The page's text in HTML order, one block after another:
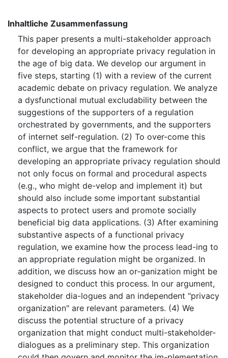
Inhaltliche Zusammenfassung
This paper presents a multi-stakeholder approach
for developing an appropriate privacy regulation in
the age of big data. We develop our argument in
five steps, starting (1) with a review of the current
academic debate on privacy regulation. We analyze
a dysfunctional mutual excludability between the
suggestions of the supporters of a regulation
orchestrated by governments, and the supporters
of internet self-regulation. (2) To over-come this
conflict, we argue that the framework for
developing an appropriate privacy regulation should
not only focus on formal and procedural aspects
(e.g., who might de-velop and implement it) but
should also include some important substantial
aspects to protect users and promote socially
beneficial big data applications. (3) After examining
substantive aspects of a functional privacy
regulation, we examine how the process lead-ing to
an appropriate regulation might be organized. In
addition, we discuss how an or-ganization might be
designed to conduct this process. In our argument,
stakeholder dia-logues and an independent "privacy
organization" are relevant parameters. (4) We
discuss the potential structure of a privacy
organization that might conduct multi-stakeholder-
dialogues as a preliminary step. This organization